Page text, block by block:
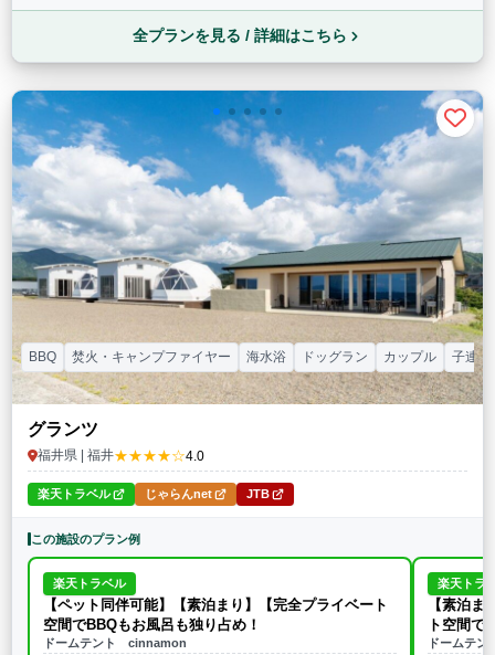
全プランを見る / 詳細はこちら
グランツ
福井県 | 福井★★★★☆4.0
BBQ 焚火・キャンプファイヤー 海水浴 ドッグラン カップル 子連れ
楽天トラベル じゃらんnet JTB
この施設のプラン例
楽天トラベル
【ペット同伴可能】【素泊まり】【完全プライベート
空間でBBQもお風呂も独り占め！
ドームテント cinnamon
楽天トラ
【素泊
ト空間で
ドームテ